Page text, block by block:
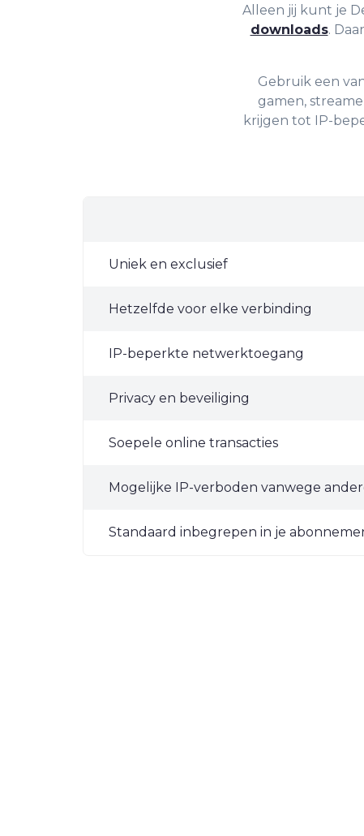
Alleen jij kunt je
downloads.
Gebruik een
gamen,
krijgen tot IP-
Uniek en exclusief
Hetzelfde voor elke verbinding
IP-beperkte netwerktoegang
Privacy en beveiliging
Soepele online transacties
Mogelijke IP-verboden vanwege
Standaard inbegrepen in je